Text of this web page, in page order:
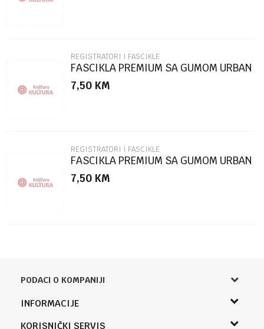
POŠALJI
REGISTRATORI I FASCIKLE
FASCIKLA PREMIUM SA GUMOM URBAN
STYLE SC2770
7,50 KM
REGISTRATORI I FASCIKLE
FASCIKLA PREMIUM SA GUMOM URBAN
STYLE SC2769
7,50 KM
PODACI O KOMPANIJI
Knjižara Kultura
INFORMACIJE
O nama
KORISNIČKI SERVIS